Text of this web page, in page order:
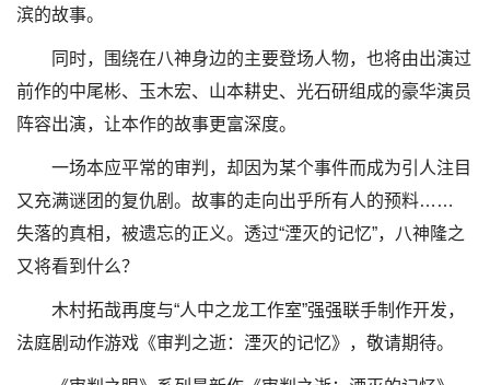
滨的故事。
同时，围绕在八神身边的主要登场人物，也将由出演过
前作的中尾彬、玉木宏、山本耕史、光石研组成的豪华演员
阵容出演，让本作的故事更富深度。
一场本应平常的审判，却因为某个事件而成为引人注目
又充满谜团的复仇剧。故事的走向出乎所有人的预料……
失落的真相，被遗忘的正义。透过“湮灭的记忆”，八神隆之
又将看到什么？
木村拓哉再度与“人中之龙工作室”强强联手制作开发，
法庭剧动作游戏《审判之逝：湮灭的记忆》，敬请期待。